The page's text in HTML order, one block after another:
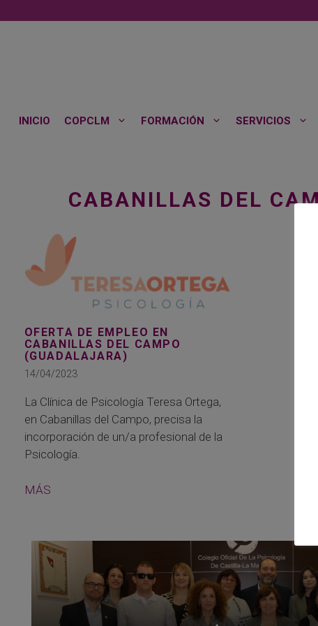
al
INICIO COPCLM FORMACIÓN SERVICIOS
CABANILLAS DEL
OFERTA DE EMPLEO EN
CABANILLAS DEL CAMPO
(GUADALAJARA)
14/04/2023
La Clínica de Psicología Teresa Ortega,
en Cabanillas del Campo, precisa la
incorporación de un/a profesional de la
Psicología.
MÁS